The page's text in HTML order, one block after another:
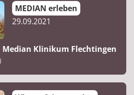
MEDIAN erleben
29.09.2021
Klinikum Flechtingen